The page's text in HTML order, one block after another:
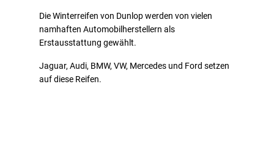
Die Winterreifen von Dunlop werden von vielen
namhaften Automobilherstellern als
Erstausstattung gewählt.
Jaguar, Audi, BMW, VW, Mercedes und Ford setzen
auf diese Reifen.